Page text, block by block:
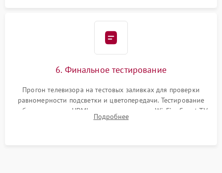
6. Финальное тестирование
Прогон телевизора на тестовых заливках для проверки
равномерности подсветки и цветопередачи. Тестирование
работы разъемов HDMI, динамиков, модуля Wi-Fi и Smart TV
в рабочем режиме в течение нескольких часов.
Подробнее